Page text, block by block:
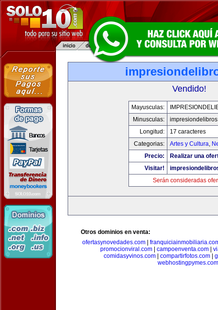
Vendido!
Mayusculas:
Minusculas:
Longitud:
17 caracteres
Categorias:
Artes y Cultura,
Precio:
Realizar una
Visitar!
Serán consideradas
Otros dominios en venta:
ofertasynovedades.com|
promocionviral.com
campoenventa.com
comidasyvinos.com| compartirfotos.com|
webhostingpymes.com